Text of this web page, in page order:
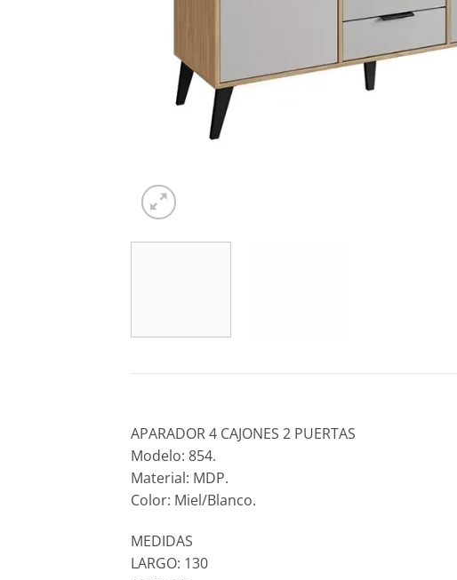
APARADOR 4 CAJONES 2 PUERTAS
Modelo: 854.
Material: MDP.
Color: Miel/Blanco.
MEDIDAS
LARGO: 130